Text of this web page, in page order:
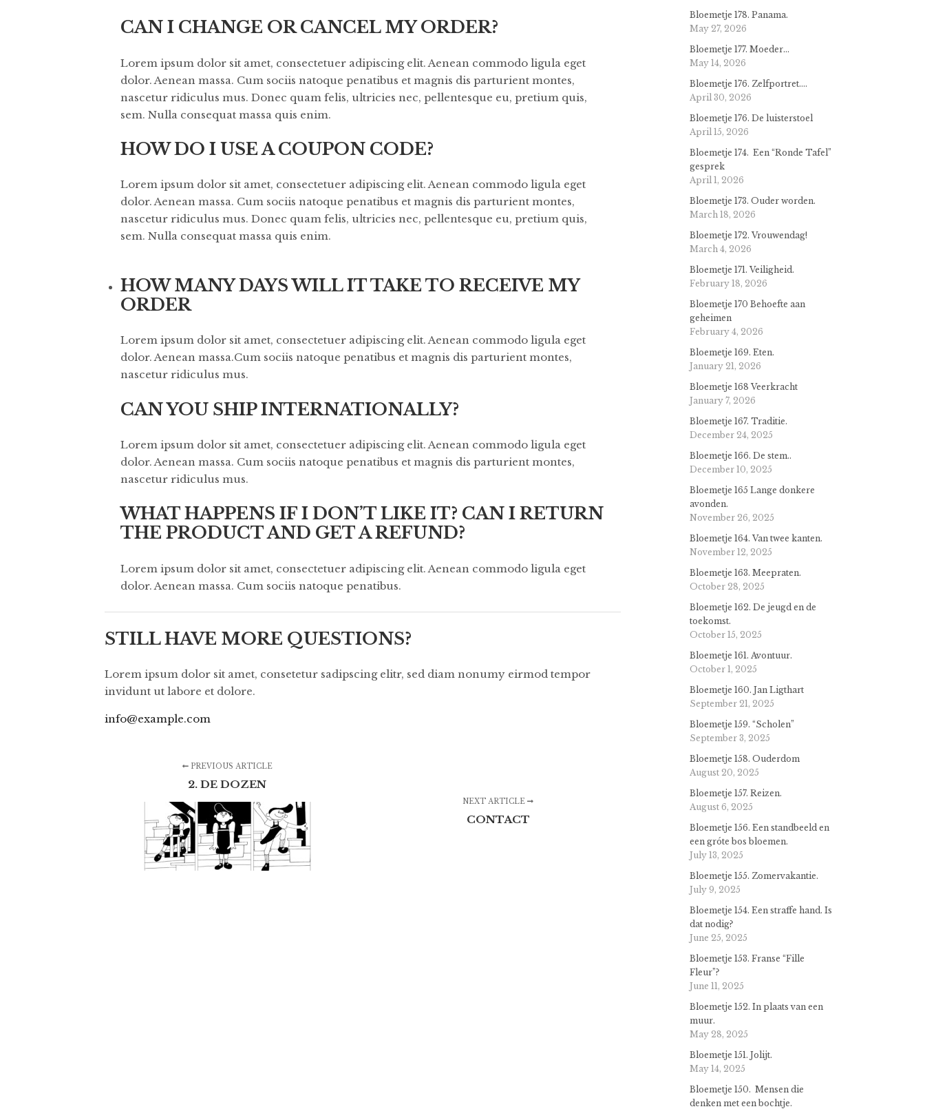
CAN I CHANGE OR CANCEL MY ORDER?
Lorem ipsum dolor sit amet, consectetuer adipiscing elit. Aenean commodo ligula eget
dolor. Aenean massa. Cum sociis natoque penatibus et magnis dis parturient montes,
nascetur ridiculus mus. Donec quam felis, ultricies nec, pellentesque eu, pretium quis,
sem. Nulla consequat massa quis enim.
HOW DO I USE A COUPON CODE?
Lorem ipsum dolor sit amet, consectetuer adipiscing elit. Aenean commodo ligula eget
dolor. Aenean massa. Cum sociis natoque penatibus et magnis dis parturient montes,
nascetur ridiculus mus. Donec quam felis, ultricies nec, pellentesque eu, pretium quis,
sem. Nulla consequat massa quis enim.
HOW MANY DAYS WILL IT TAKE TO RECEIVE MY
ORDER
Lorem ipsum dolor sit amet, consectetuer adipiscing elit. Aenean commodo ligula eget
dolor. Aenean massa.Cum sociis natoque penatibus et magnis dis parturient montes,
nascetur ridiculus mus.
CAN YOU SHIP INTERNATIONALLY?
Lorem ipsum dolor sit amet, consectetuer adipiscing elit. Aenean commodo ligula eget
dolor. Aenean massa. Cum sociis natoque penatibus et magnis dis parturient montes,
nascetur ridiculus mus.
WHAT HAPPENS IF I DON’T LIKE IT? CAN I RETURN
THE PRODUCT AND GET A REFUND?
Lorem ipsum dolor sit amet, consectetuer adipiscing elit. Aenean commodo ligula eget
dolor. Aenean massa. Cum sociis natoque penatibus.
STILL HAVE MORE QUESTIONS?
Lorem ipsum dolor sit amet, consetetur sadipscing elitr, sed diam nonumy eirmod tempor
invidunt ut labore et dolore.
info@example.com
PREVIOUS ARTICLE
2. DE DOZEN
NEXT ARTICLE
CONTACT
Bloemetje 178. Panama.
May 27, 2026
Bloemetje 177. Moeder…
May 14, 2026
Bloemetje 176. Zelfportret….
April 30, 2026
Bloemetje 176. De luisterstoel
April 15, 2026
Bloemetje 174. Een “Ronde Tafel”
gesprek
April 1, 2026
Bloemetje 173. Ouder worden.
March 18, 2026
Bloemetje 172. Vrouwendag!
March 4, 2026
Bloemetje 171. Veiligheid.
February 18, 2026
Bloemetje 170 Behoefte aan
geheimen
February 4, 2026
Bloemetje 169. Eten.
January 21, 2026
Bloemetje 168 Veerkracht
January 7, 2026
Bloemetje 167. Traditie.
December 24, 2025
Bloemetje 166. De stem..
December 10, 2025
Bloemetje 165 Lange donkere
avonden.
November 26, 2025
Bloemetje 164. Van twee kanten.
November 12, 2025
Bloemetje 163. Meepraten.
October 28, 2025
Bloemetje 162. De jeugd en de
toekomst.
October 15, 2025
Bloemetje 161. Avontuur.
October 1, 2025
Bloemetje 160. Jan Ligthart
September 21, 2025
Bloemetje 159. “Scholen”
September 3, 2025
Bloemetje 158. Ouderdom
August 20, 2025
Bloemetje 157. Reizen.
August 6, 2025
Bloemetje 156. Een standbeeld en
een gróte bos bloemen.
July 13, 2025
Bloemetje 155. Zomervakantie.
July 9, 2025
Bloemetje 154. Een straffe hand. Is
dat nodig?
June 25, 2025
Bloemetje 153. Franse “Fille
Fleur”?
June 11, 2025
Bloemetje 152. In plaats van een
muur.
May 28, 2025
Bloemetje 151. Jolijt.
May 14, 2025
Bloemetje 150. Mensen die
denken met een bochtje.